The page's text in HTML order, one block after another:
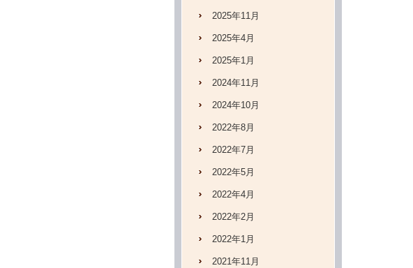
2025年11月
2025年4月
2025年1月
2024年11月
2024年10月
2022年8月
2022年7月
2022年5月
2022年4月
2022年2月
2022年1月
2021年11月